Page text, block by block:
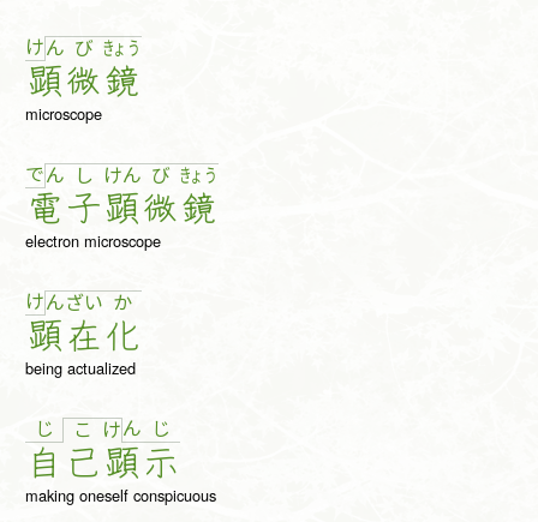
けん
顕
び
微
きょ う
鏡
microscope
でん
電
し
子
けん
顕
び
微
きょ う
鏡
electron microscope
けん
顕
ざい
在
か
化
being actualized
じ
自
こ
己
けん
顕
じ
示
making oneself conspicuous